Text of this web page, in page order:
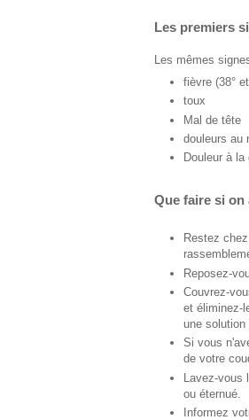
Les premiers
Les mêmes
fièvre (38°
toux
Mal de tête
douleurs au
Douleur à
Que faire si on
Restez
Reposez-
Couvrez-
et éliminez-
une solution
Si vous
de votre
Lavez-vous
ou éternué.
Informez